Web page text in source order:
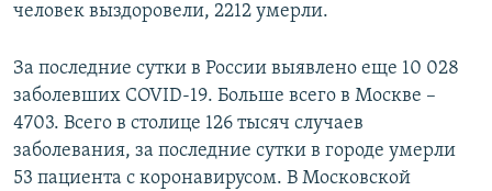
человек выздоровели, 2212 умерли.
За последние сутки в России выявлено еще 10 028
заболевших COVID-19. Больше всего в Москве –
4703. Всего в столице 126 тысяч случаев
заболевания, за последние сутки в городе умерли
53 пациента с коронавирусом. В Московской